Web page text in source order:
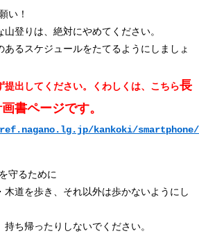
い！
登りは、絶対にやめてください。
あるスケジュールをたてるようにしましょ
提出してください。くわしくは、こちら長
書ページです。
kankoki/
守るために
木道を歩き、それ以外は歩かないようにし
ち帰ったりしないでください。